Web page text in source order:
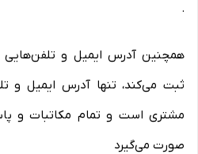
.
همچنین آدرس ایمیل و
ثبت می‌کند، تنها آدرس ایمیل و
مشتری است و تمام مکاتبات و
صورت می‌گیرد